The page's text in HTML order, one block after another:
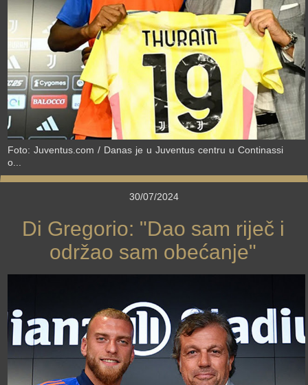
Foto: Juventus.com / Danas je u Juventus centru u Continassi
o...
30/07/2024
Di Gregorio: "Dao sam riječ i
održao sam obećanje"